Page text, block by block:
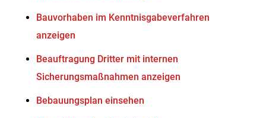
Bauvorhaben im Kenntnisgabeverfahren
anzeigen
Beauftragung Dritter mit internen
Sicherungsmaßnahmen anzeigen
Bebauungsplan einsehen